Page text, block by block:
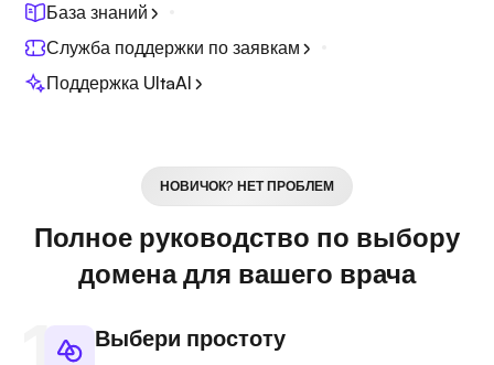
База знаний
Служба поддержки по заявкам
Поддержка UltaAI
НОВИЧОК? НЕТ ПРОБЛЕМ
Полное руководство по выбору
домена для вашего врача
Выбери простоту